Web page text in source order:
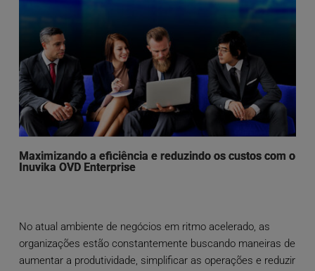
Maximizando a eficiência e reduzindo os custos com o
Inuvika OVD Enterprise
No atual ambiente de negócios em ritmo acelerado, as
organizações estão constantemente buscando maneiras de
aumentar a produtividade, simplificar as operações e reduzir